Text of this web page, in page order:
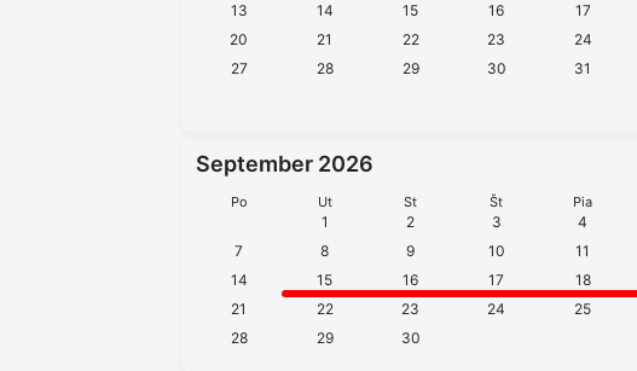
13
14 15 16 17
20
21 22 23 24
27
28 29 30 31
September 2026
Po Ut St Št Pia
1 2 3 4
7
8 9 10 11
14
15 16 17 18
21
22 23 24 25
28
29 30